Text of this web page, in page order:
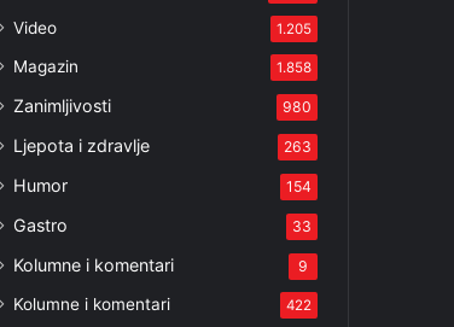
Video 1.205
Magazin 1.858
Zanimljivosti 980
Ljepota i zdravlje 263
Humor 154
Gastro 33
Kolumne i komentari 9
Kolumne i komentari 422